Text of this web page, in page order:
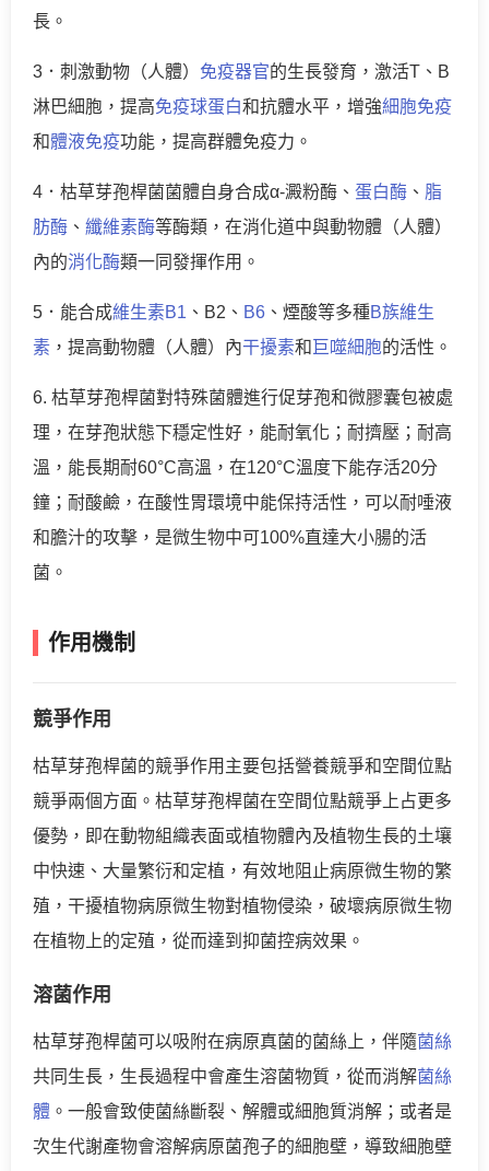
長。
3．刺激動物（人體） 免疫器官的生長發育，激活T、B
淋巴細胞，提高免疫球蛋白和抗體水平，增強細胞免疫
和體液免疫功能，提高群體免疫力。
4．枯草芽孢桿菌菌體自身合成α-澱粉酶、 蛋白酶 、 脂
肪酶 、 纖維素酶等酶類，在消化道中與動物體（人體）
內的消化酶類一同發揮作用。
5．能合成維生素B1 、B2、 B6 、煙酸等多種B族維生
素 ，提高動物體（人體）內干擾素和巨噬細胞的活性。
6. 枯草芽孢桿菌對特殊菌體進行促芽孢和微膠囊包被處
理，在芽孢狀態下穩定性好，能耐氧化；耐擠壓；耐高
溫，能長期耐60°C高溫，在120°C溫度下能存活20分
鐘；耐酸鹼，在酸性胃環境中能保持活性，可以耐唾液
和膽汁的攻擊，是微生物中可100%直達大小腸的活
菌。
作用機制
競爭作用
枯草芽孢桿菌的競爭作用主要包括營養競爭和空間位點
競爭兩個方面。枯草芽孢桿菌在空間位點競爭上占更多
優勢，即在動物組織表面或植物體內及植物生長的土壤
中快速、大量繁衍和定植，有效地阻止病原微生物的繁
殖，干擾植物病原微生物對植物侵染，破壞病原微生物
在植物上的定殖，從而達到抑菌控病效果。
溶菌作用
枯草芽孢桿菌可以吸附在病原真菌的菌絲上，伴隨菌絲
共同生長，生長過程中會產生溶菌物質，從而消解菌絲
體 。一般會致使菌絲斷裂、解體或細胞質消解；或者是
次生代謝產物會溶解病原菌孢子的細胞壁，導致細胞壁